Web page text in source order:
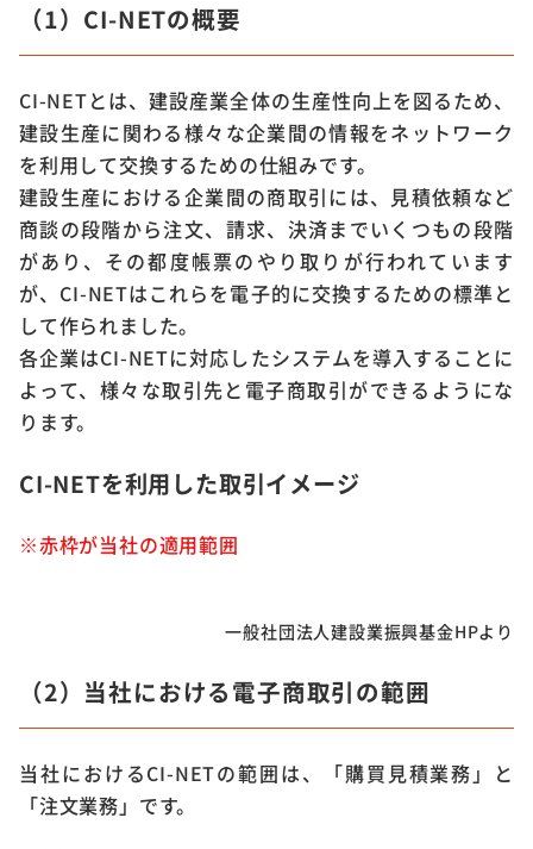
（1）CI-NETの概要
CI-NETとは、建設産業全体の生産性向上を図るため、
建設生産に関わる様々な企業間の情報をネットワーク
を利用して交換するための仕組みです。
建設生産における企業間の商取引には、見積依頼など
商談の段階から注文、請求、決済までいくつもの段階
があり、その都度帳票のやり取りが行われています
が、CI-NETはこれらを電子的に交換するための標準と
して作られました。
各企業はCI-NETに対応したシステムを導入することに
よって、様々な取引先と電子商取引ができるようにな
ります。
CI-NETを利用した取引イメージ
※赤枠が当社の適用範囲
一般社団法人建設業振興基金HPより
（2）当社における電子商取引の範囲
当社におけるCI-NETの範囲は、「購買見積業務」と
「注文業務」です。